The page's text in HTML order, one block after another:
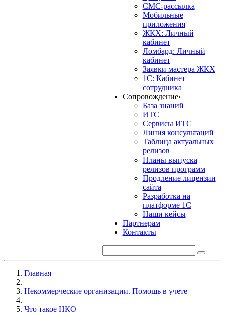
СМС-рассылка
Мобильные
приложения
ЖКХ: Личный
кабинет
Ломбард: Личный
кабинет
Заявки мастера ЖКХ
1С: Кабинет
сотрудника
Сопровождение›
База знаний
ИТС
Сервисы ИТС
Линия консультаций
Таблица актуальных
релизов
Планы выпуска
релизов программ
Продление лицензии
сайта
Разработка на
платформе 1С
Наши кейсы
Партнерам
Контакты
Главная
Некоммерческие организации. Помощь в учете
Что такое НКО